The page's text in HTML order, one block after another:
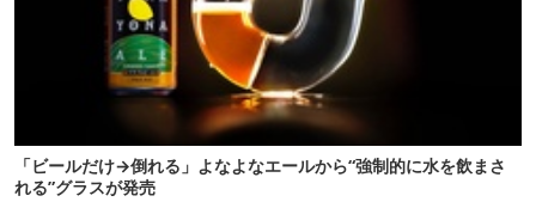
「ビールだけ→倒れる」よなよなエールから“強制的に水を飲まさ
れる”グラスが発売